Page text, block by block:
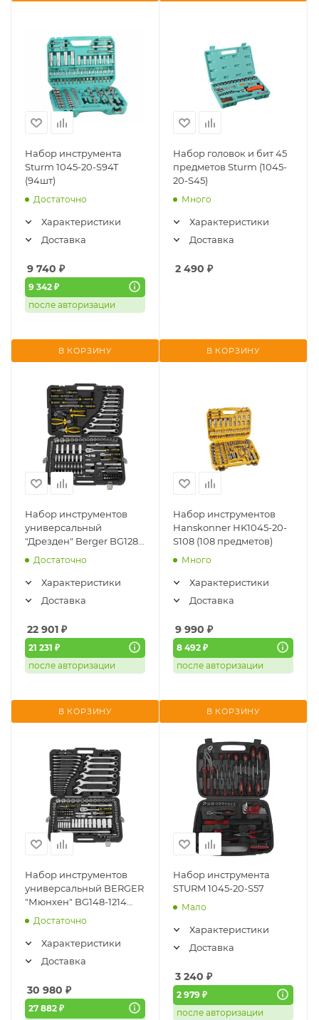
Набор инструмента
Sturm 1045-20-S94T
(94шт)
Достаточно
Характеристики
Доставка
9 740 ₽
9 342 ₽
после авторизации
В КОРЗИНУ
Набор головок и бит 45
предметов Sturm (1045-
20-S45)
Много
Характеристики
Доставка
2 490 ₽
В КОРЗИНУ
Набор инструментов
универсальный
"Дрезден" Berger BG128-
1214 (128шт)
Достаточно
Характеристики
Доставка
22 901 ₽
21 231 ₽
после авторизации
В КОРЗИНУ
Набор инструментов
Hanskonner HK1045-20-
S108 (108 предметов)
Много
Характеристики
Доставка
9 990 ₽
8 492 ₽
после авторизации
В КОРЗИНУ
Набор инструментов
универсальный BERGER
"Мюнхен" BG148-1214
(148шт)
Достаточно
Характеристики
Доставка
30 980 ₽
27 882 ₽
Набор инструмента
STURM 1045-20-S57
Мало
Характеристики
Доставка
3 240 ₽
2 979 ₽
после авторизации